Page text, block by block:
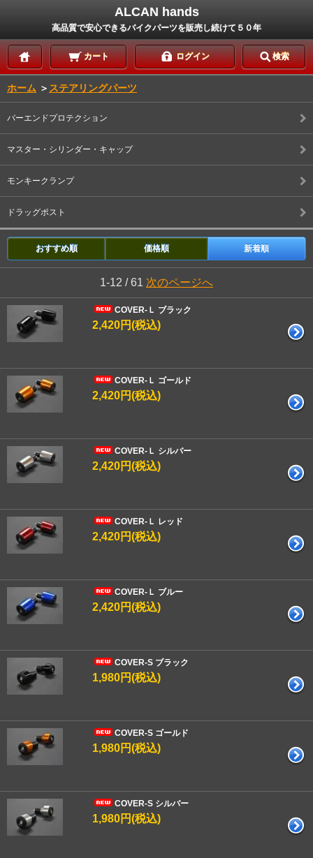
ALCAN hands
高品質で安心できるバイクパーツを販売し続けて５０年
カート ログイン 検索
ホーム ＞ ステアリングパーツ
バーエンドプロテクション
マスター・シリンダー・キャップ
モンキークランプ
ドラッグポスト
おすすめ順 価格順 新着順
1-12 / 61 次のページへ
COVER-Ｌ ブラック
2,420円(税込)
COVER-Ｌ ゴールド
2,420円(税込)
COVER-Ｌ シルバー
2,420円(税込)
COVER-Ｌ レッド
2,420円(税込)
COVER-Ｌ ブルー
2,420円(税込)
COVER-S ブラック
1,980円(税込)
COVER-S ゴールド
1,980円(税込)
COVER-S シルバー
1,980円(税込)